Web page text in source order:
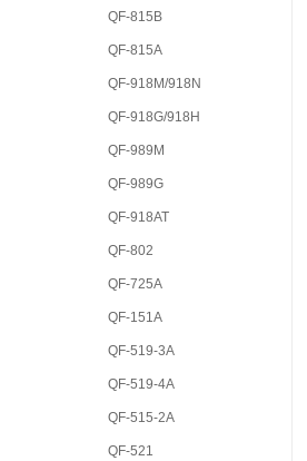
QF-815B
QF-815A
QF-918M/918N
QF-918G/918H
QF-989M
QF-989G
QF-918AT
QF-802
QF-725A
QF-151A
QF-519-3A
QF-519-4A
QF-515-2A
QF-521